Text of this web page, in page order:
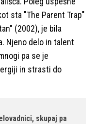
sta "The Parent Trap"
(2002), je bila
Njeno delo in talent
pa se je
in strasti do
skupaj pa